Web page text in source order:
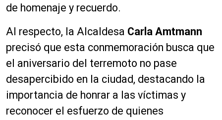
de homenaje y recuerdo.
Al respecto, la Alcaldesa Carla Amtmann
precisó que esta conmemoración busca que
el aniversario del terremoto no pase
desapercibido en la ciudad, destacando la
importancia de honrar a las víctimas y
reconocer el esfuerzo de quienes